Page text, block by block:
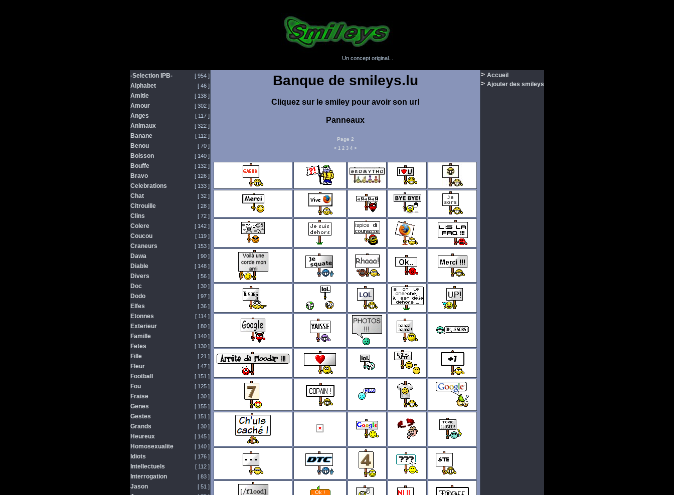
Un concept original...
Banque de smileys.lu
Cliquez sur le smiley pour avoir son url
Panneaux
Page 2
< 1 2 3 4 >
-Selection IPB- [ 954 ]
Alphabet [ 46 ]
Amitie [ 138 ]
Amour [ 302 ]
Anges [ 117 ]
Animaux [ 322 ]
Banane [ 112 ]
Benou [ 70 ]
Boisson [ 140 ]
Bouffe [ 132 ]
Bravo [ 126 ]
Celebrations [ 133 ]
Chat [ 32 ]
Citrouille [ 28 ]
Clins [ 72 ]
Colere [ 142 ]
Coucou [ 119 ]
Craneurs [ 153 ]
Dawa [ 90 ]
Diable [ 148 ]
Divers [ 56 ]
Doc [ 30 ]
Dodo [ 97 ]
Elfes [ 36 ]
Etonnes [ 114 ]
Exterieur [ 80 ]
Famille [ 140 ]
Fetes [ 130 ]
Fille [ 21 ]
Fleur [ 47 ]
Football [ 151 ]
Fou [ 125 ]
Fraise [ 30 ]
Genes [ 155 ]
Gestes [ 151 ]
Grands [ 30 ]
Heureux [ 145 ]
Homosexualite [ 140 ]
Idiots [ 176 ]
Intellectuels [ 112 ]
Interrogation [ 83 ]
Jason [ 51 ]
> Accueil
> Ajouter des smileys